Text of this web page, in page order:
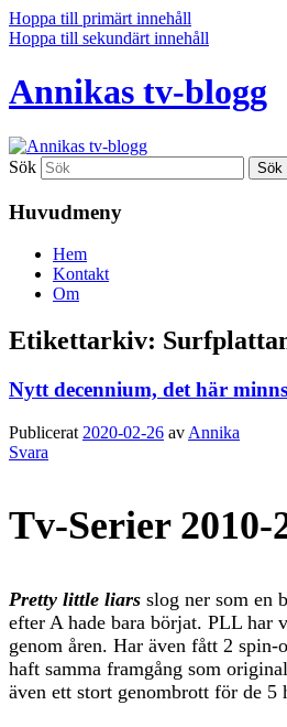
Hoppa till primärt innehåll
Hoppa till sekundärt innehåll
Annikas tv-blogg
Sök
Huvudmeny
Hem
Kontakt
Om
Etikettarkiv:
Nytt decennium, det här
Publicerat 2020-02-26 av Annika
Svara
Tv-Serier 2010-
Pretty little liars slog ner som en
efter A hade bara börjat. PLL har
genom åren. Har även fått 2
haft samma framgång som
även ett stort genombrott för de 5